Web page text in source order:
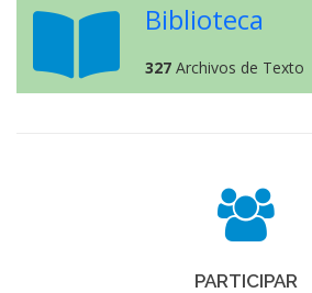
Biblioteca
327 Archivos de Texto
PARTICIPAR